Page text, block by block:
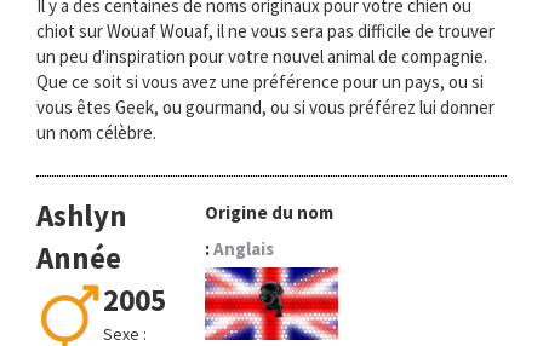
Il y a des centaines de noms originaux pour votre chien ou
chiot sur Wouaf Wouaf, il ne vous sera pas difficile de trouver
un peu d'inspiration pour votre nouvel animal de compagnie.
Que ce soit si vous avez une préférence pour un pays, ou si
vous êtes Geek, ou gourmand, ou si vous préférez lui donner
un nom célèbre.
Ashlyn
Année
2005
Sexe :
Origine du nom
:Anglais